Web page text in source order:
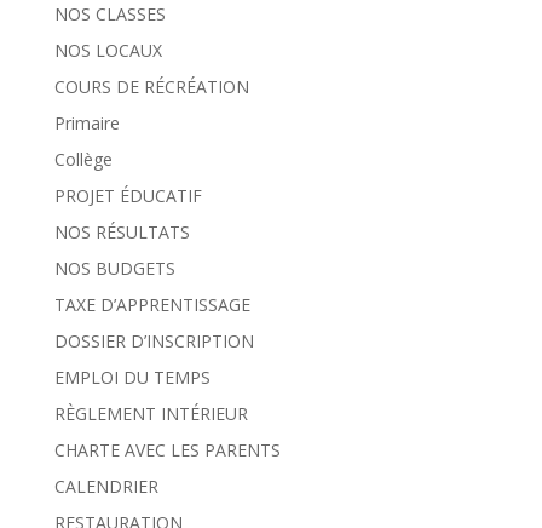
NOS CLASSES
NOS LOCAUX
COURS DE RÉCRÉATION
Primaire
Collège
PROJET ÉDUCATIF
NOS RÉSULTATS
NOS BUDGETS
TAXE D’APPRENTISSAGE
DOSSIER D’INSCRIPTION
EMPLOI DU TEMPS
RÈGLEMENT INTÉRIEUR
CHARTE AVEC LES PARENTS
CALENDRIER
RESTAURATION